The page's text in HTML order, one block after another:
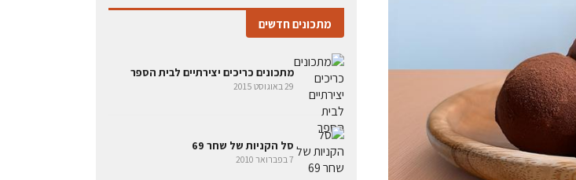
מתכונים חדשים
מתכונים כריכים יצירתיים לבית הספר
29 באוגוסט 2015
סל הקניות של שחר 69
7 בפברואר 2010